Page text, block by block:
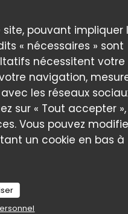
pouvant impliquer
« nécessaires » sont
nécessitent votre
navigation,
les réseaux
sur « Tout accepter »,
Vous pouvez
un cookie en bas à